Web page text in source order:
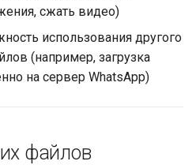
сжать видео)
использования другого
(например, загрузка
на сервер WhatsApp)
файлов